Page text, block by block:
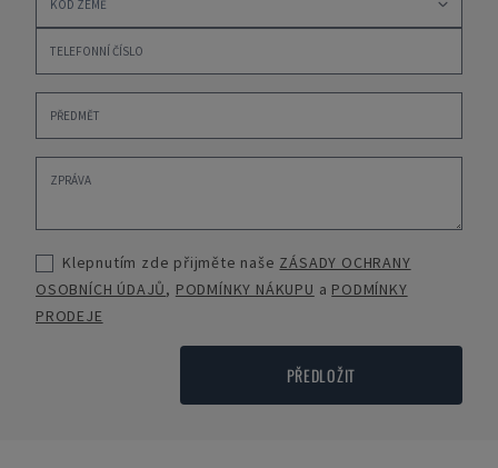
Klepnutím zde přijměte naše ZÁSADY OCHRANY
OSOBNÍCH ÚDAJŮ, PODMÍNKY NÁKUPU a PODMÍNKY
PRODEJE
PŘEDLOŽIT